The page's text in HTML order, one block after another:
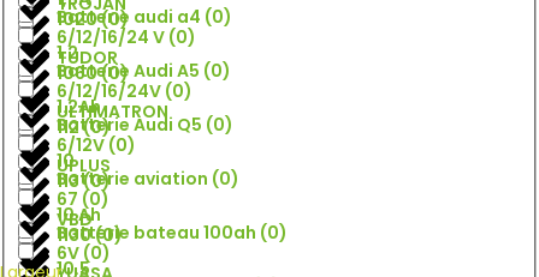
Batterie audi a4 (0)
Batterie Audi A5 (0)
Batterie Audi Q5 (0)
Batterie aviation (0)
Batterie bateau 100ah (0)
6/12/16/24 V (0)
6/12/16/24V (0)
6/12V (0)
67 (0)
6V (0)
TUDOR
ULTIMATRON
UPLUS
VBD
1.2
1.2Ah
10
10 Ah
10.5
1020(0)
1060(0)
112(0)
113(0)
1130(0)
Largeur